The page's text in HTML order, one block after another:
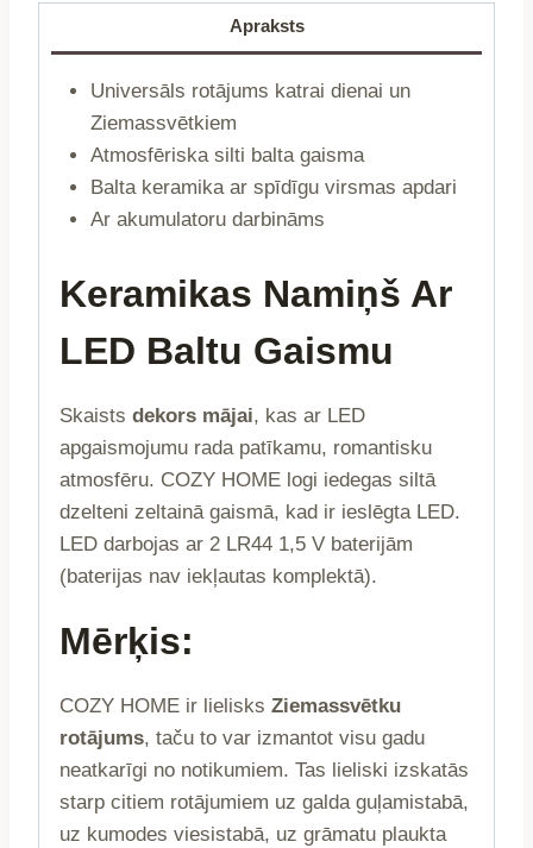
cm
SS23
829708
daudzums
Apraksts
Universāls rotājums katrai dienai un
Ziemassvētkiem
Atmosfēriska silti balta gaisma
Balta keramika ar spīdīgu virsmas apdari
Ar akumulatoru darbināms
Keramikas Namiņš Ar
LED Baltu Gaismu
Skaists dekors mājai, kas ar LED
apgaismojumu rada patīkamu, romantisku
atmosfēru. COZY HOME logi iedegas siltā
dzelteni zeltainā gaismā, kad ir ieslēgta LED.
LED darbojas ar 2 LR44 1,5 V baterijām
(baterijas nav iekļautas komplektā).
Mērķis:
COZY HOME ir lielisks Ziemassvētku
rotājums, taču to var izmantot visu gadu
neatkarīgi no notikumiem. Tas lieliski izskatās
starp citiem rotājumiem uz galda guļamistabā,
uz kumodes viesistabā, uz grāmatu plaukta